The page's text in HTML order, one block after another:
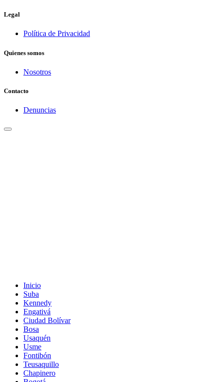
Legal
Política de Privacidad
Quienes somos
Nosotros
Contacto
Denuncias
Inicio
Suba
Kennedy
Engativá
Ciudad Bolívar
Bosa
Usaquén
Usme
Fontibón
Teusaquillo
Chapinero